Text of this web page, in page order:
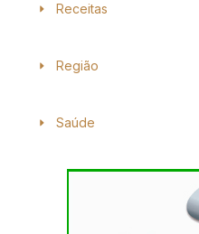
Receitas
Região
Saúde